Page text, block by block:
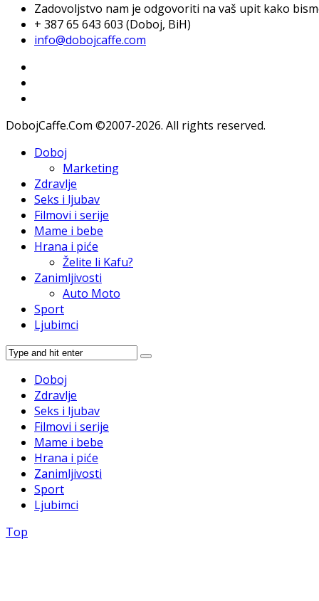
Zadovoljstvo nam je odgovoriti na vaš upit kako
+ 387 65 643 603 (Doboj, BiH)
info@dobojcaffe.com
DobojCaffe.Com ©2007-2026. All rights reserved.
Doboj
Marketing
Zdravlje
Seks i ljubav
Filmovi i serije
Mame i bebe
Hrana i piće
Želite li Kafu?
Zanimljivosti
Auto Moto
Sport
Ljubimci
Doboj
Zdravlje
Seks i ljubav
Filmovi i serije
Mame i bebe
Hrana i piće
Zanimljivosti
Sport
Ljubimci
Top